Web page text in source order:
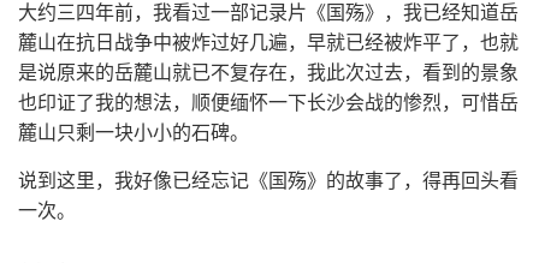
大约三四年前，我看过一部记录片《国殇》，我已经知道岳
麓山在抗日战争中被炸过好几遍，早就已经被炸平了，也就
是说原来的岳麓山就已不复存在，我此次过去，看到的景象
也印证了我的想法，顺便缅怀一下长沙会战的惨烈，可惜岳
麓山只剩一块小小的石碑。
说到这里，我好像已经忘记《国殇》的故事了，得再回头看
一次。